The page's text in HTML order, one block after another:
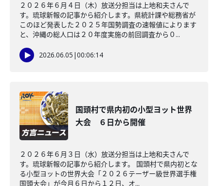
２０２６年６月４日（木）放送分担当は上地和夫さんで
す。琉球新報の記事から紹介します。県統計課や総務省が
このほど発表した２０２５年国勢調査の速報値によります
と、沖縄の総人口は２０年度実施の前回調査から０...
2026.06.05 |00:06:14
国頭村で県内初の小型ヨット世界
大会 ６日から開催
２０２６年６月３日（水）放送分担当は上地和夫さんで
す。琉球新報の記事から紹介します。 国頭村で県内初とな
る小型ヨットの世界大会「２０２６テーザー級世界選手権
国頭大会」が今月６日から１２日、オ...